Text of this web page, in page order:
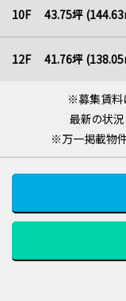
10F 43.75坪
12F 41.76坪
※募集賃料
最新の状況
※万一掲載物